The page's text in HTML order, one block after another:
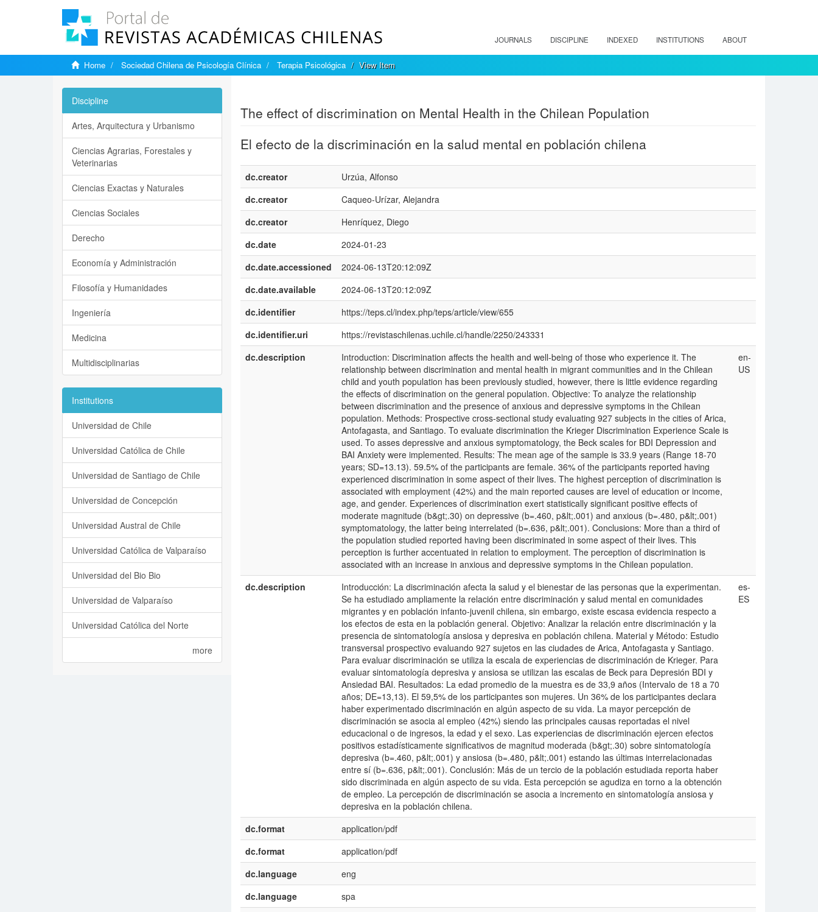
JOURNALS DISCIPLINE INDEXED INSTITUTIONS ABOUT
Home Sociedad Chilena de Psicología Clínica Terapia Psicológica View Item
The effect of discrimination on Mental Health in the Chilean Population
El efecto de la discriminación en la salud mental en población chilena
dc.creator
Urzúa, Alfonso
dc.creator
Caqueo-Urízar, Alejandra
dc.creator
Henríquez, Diego
dc.date
2024-01-23
dc.date.accessioned
2024-06-13T20:12:09Z
dc.date.available
2024-06-13T20:12:09Z
dc.identifier
https://teps.cl/index.php/teps/article/view/655
dc.identifier.uri
https://revistaschilenas.uchile.cl/handle/2250/243331
dc.description
Introduction: Discrimination affects the health and well-being of those who experience it. The
relationship between discrimination and mental health in migrant communities and in the Chilean
child and youth population has been previously studied, however, there is little evidence regarding
the effects of discrimination on the general population. Objective: To analyze the relationship
between discrimination and the presence of anxious and depressive symptoms in the Chilean
population. Methods: Prospective cross-sectional study evaluating 927 subjects in the cities of Arica,
Antofagasta, and Santiago. To evaluate discrimination the Krieger Discrimination Experience Scale is
used. To asses depressive and anxious symptomatology, the Beck scales for BDI Depression and
BAI Anxiety were implemented. Results: The mean age of the sample is 33.9 years (Range 18-70
years; SD=13.13). 59.5% of the participants are female. 36% of the participants reported having
experienced discrimination in some aspect of their lives. The highest perception of discrimination is
associated with employment (42%) and the main reported causes are level of education or income,
age, and gender. Experiences of discrimination exert statistically significant positive effects of
moderate magnitude (b&gt;.30) on depressive (b=.460, p&lt;.001) and anxious (b=.480, p&lt;.001)
symptomatology, the latter being interrelated (b=.636, p&lt;.001). Conclusions: More than a third of
the population studied reported having been discriminated in some aspect of their lives. This
perception is further accentuated in relation to employment. The perception of discrimination is
associated with an increase in anxious and depressive symptoms in the Chilean population.
en-
US
dc.description
Introducción: La discriminación afecta la salud y el bienestar de las personas que la experimentan.
Se ha estudiado ampliamente la relación entre discriminación y salud mental en comunidades
migrantes y en población infanto-juvenil chilena, sin embargo, existe escasa evidencia respecto a
los efectos de esta en la población general. Objetivo: Analizar la relación entre discriminación y la
presencia de sintomatología ansiosa y depresiva en población chilena. Material y Método: Estudio
transversal prospectivo evaluando 927 sujetos en las ciudades de Arica, Antofagasta y Santiago.
Para evaluar discriminación se utiliza la escala de experiencias de discriminación de Krieger. Para
evaluar sintomatología depresiva y ansiosa se utilizan las escalas de Beck para Depresión BDI y
Ansiedad BAI. Resultados: La edad promedio de la muestra es de 33,9 años (Intervalo de 18 a 70
años; DE=13,13). El 59,5% de los participantes son mujeres. Un 36% de los participantes declara
haber experimentado discriminación en algún aspecto de su vida. La mayor percepción de
discriminación se asocia al empleo (42%) siendo las principales causas reportadas el nivel
educacional o de ingresos, la edad y el sexo. Las experiencias de discriminación ejercen efectos
positivos estadísticamente significativos de magnitud moderada (b&gt;.30) sobre sintomatología
depresiva (b=.460, p&lt;.001) y ansiosa (b=.480, p&lt;.001) estando las últimas interrelacionadas
entre sí (b=.636, p&lt;.001). Conclusión: Más de un tercio de la población estudiada reporta haber
sido discriminada en algún aspecto de su vida. Esta percepción se agudiza en torno a la obtención
de empleo. La percepción de discriminación se asocia a incremento en sintomatología ansiosa y
depresiva en la población chilena.
es-
ES
dc.format
application/pdf
dc.format
application/pdf
dc.language
eng
dc.language
spa
Discipline
Artes, Arquitectura y Urbanismo
Ciencias Agrarias, Forestales y
Veterinarias
Ciencias Exactas y Naturales
Ciencias Sociales
Derecho
Economía y Administración
Filosofía y Humanidades
Ingeniería
Medicina
Multidisciplinarias
Institutions
Universidad de Chile
Universidad Católica de Chile
Universidad de Santiago de Chile
Universidad de Concepción
Universidad Austral de Chile
Universidad Católica de Valparaíso
Universidad del Bio Bio
Universidad de Valparaíso
Universidad Católica del Norte
more